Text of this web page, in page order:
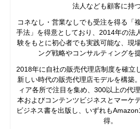
法人なども顧客に持つ
コネなし・営業なしでも受注を得る「
手法」を得意としており、2014年の法
験をもとに初心者でも実践可能な、現
ング戦略やコンサルティングを
2018年に自社の販売代理店制度を確立
新しい時代の販売代理店モデルを構築
ィア各所で注目を集め、300以上の代
本およびコンテンツビジネスとマーケ
ビジネス書を出版し、いずれも
得。